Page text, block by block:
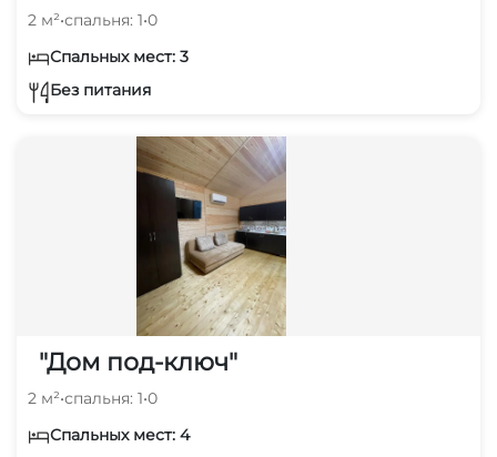
2 м²•спальня: 1•0
Спальных мест: 3
Без питания
"Дом под-ключ"
2 м²•спальня: 1•0
Спальных мест: 4